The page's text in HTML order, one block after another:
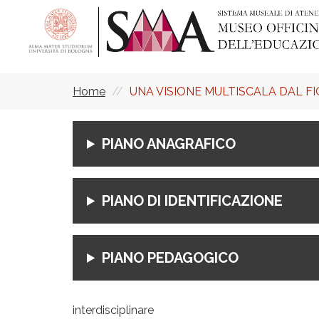
contenuto
principale
Briciole
di
pane
Home UNA VISIONE MULTISCALA DAL
PIANO ANAGRAFICO
PIANO DI IDENTIFICAZIONE
PIANO PEDAGOGICO
interdisciplinare